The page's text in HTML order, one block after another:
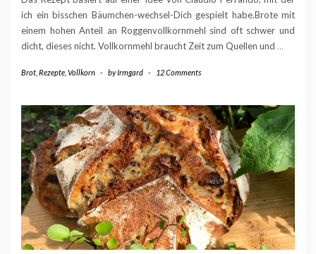
ich ein bisschen Bäumchen-wechsel-Dich gespielt habe.Brote mit
einem hohen Anteil an Roggenvollkornmehl sind oft schwer und
dicht, dieses nicht. Vollkornmehl braucht Zeit zum Quellen und …
Brot Rezepte Vollkorn - byIrmgard - 12 Comments